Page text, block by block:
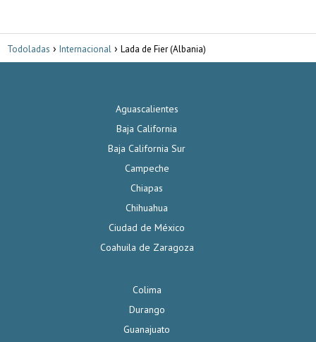
Todoladas Internacional Lada de Fier (Albania)
Aguascalientes
Baja California
Baja California Sur
Campeche
Chiapas
Chihuahua
Ciudad de México
Coahuila de Zaragoza
Colima
Durango
Guanajuato